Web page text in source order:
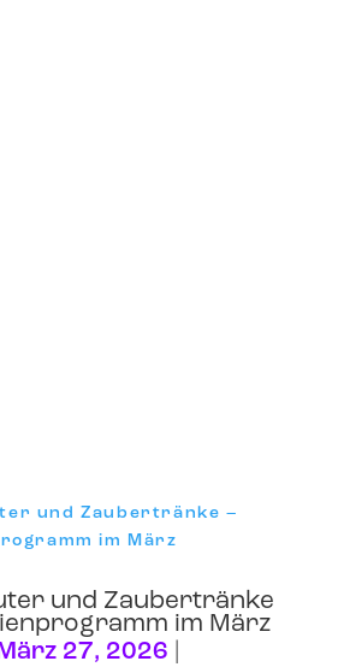
und Zaubertränke
im März
März 27, 2026